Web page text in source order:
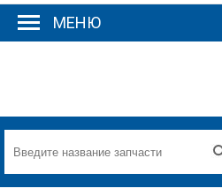
МЕНЮ